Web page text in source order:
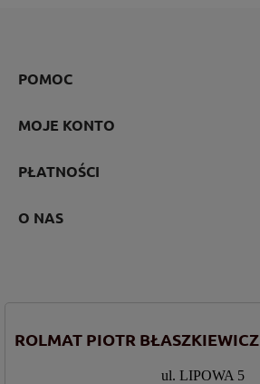
POMOC
MOJE KONTO
PŁATNOŚCI
O NAS
ROLMAT PIOTR BŁASZKIEWICZ
ul. LIPOWA 5